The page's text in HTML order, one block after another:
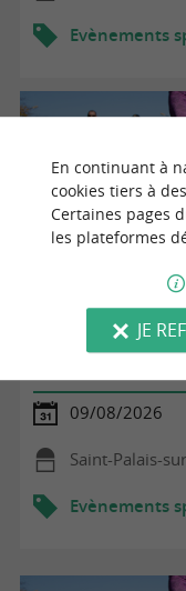
Evènements
Spectacle Guignol -
09/08/2026
Saint-Palais-
Evènements
En continuant à
cookies tiers à
Certaines pages
les plateformes
JE